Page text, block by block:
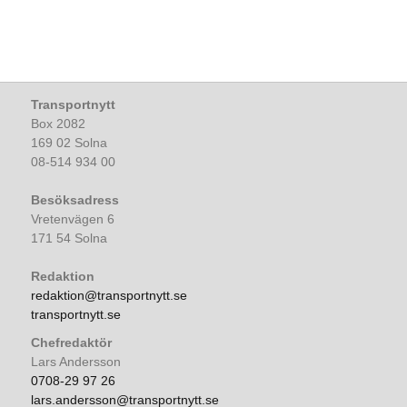
Transportnytt
Box 2082
169 02 Solna
08-514 934 00
Besöksadress
Vretenvägen 6
171 54 Solna
Redaktion
redaktion@transportnytt.se
transportnytt.se
Chefredaktör
Lars Andersson
0708-29 97 26
lars.andersson@transportnytt.se